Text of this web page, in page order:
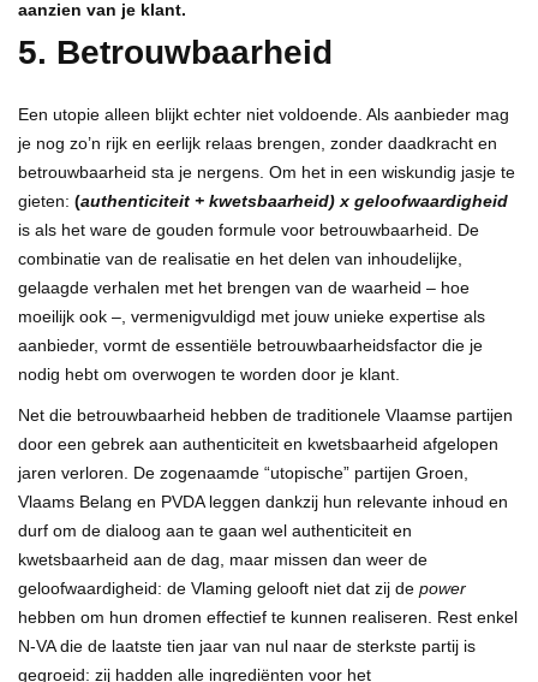
aanzien van je klant.
5. Betrouwbaarheid
Een utopie alleen blijkt echter niet voldoende. Als aanbieder mag
je nog zo’n rijk en eerlijk relaas brengen, zonder daadkracht en
betrouwbaarheid sta je nergens. Om het in een wiskundig jasje te
gieten: (authenticiteit + kwetsbaarheid) x geloofwaardigheid
is als het ware de gouden formule voor betrouwbaarheid. De
combinatie van de realisatie en het delen van inhoudelijke,
gelaagde verhalen met het brengen van de waarheid – hoe
moeilijk ook –, vermenigvuldigd met jouw unieke expertise als
aanbieder, vormt de essentiële betrouwbaarheidsfactor die je
nodig hebt om overwogen te worden door je klant.
Net die betrouwbaarheid hebben de traditionele Vlaamse partijen
door een gebrek aan authenticiteit en kwetsbaarheid afgelopen
jaren verloren. De zogenaamde “utopische” partijen Groen,
Vlaams Belang en PVDA leggen dankzij hun relevante inhoud en
durf om de dialoog aan te gaan wel authenticiteit en
kwetsbaarheid aan de dag, maar missen dan weer de
geloofwaardigheid: de Vlaming gelooft niet dat zij de power
hebben om hun dromen effectief te kunnen realiseren. Rest enkel
N-VA die de laatste tien jaar van nul naar de sterkste partij is
gegroeid: zij hadden alle ingrediënten voor het